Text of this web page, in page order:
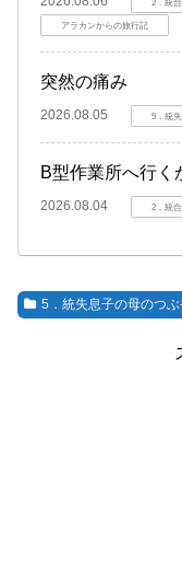
2．統
アラカンからの旅行記
突然の痛み
2026.08.05 5．統
B型作業所へ行く
2026.08.04 2．統
5．統失息子の母のつぶ